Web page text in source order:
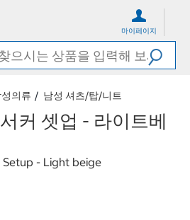
마이페이지
의류 남성 셔츠/탑/니트
커 셋업 - 라이트베
Setup - Light beige